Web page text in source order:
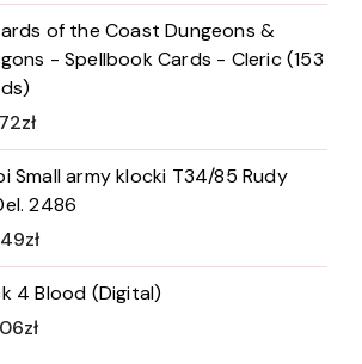
of the Coast Dungeons &
- Spellbook Cards - Cleric (153
zł
Small army klocki T34/85 Rudy
2486
zł
4 Blood (Digital)
zł